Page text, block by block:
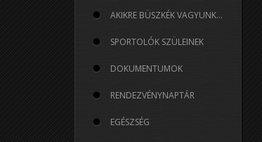
AKIKRE BÜSZKÉK VAGYUNK...
SPORTOLÓK SZÜLEINEK
DOKUMENTUMOK
RENDEZVÉNYNAPTÁR
EGÉSZSÉG